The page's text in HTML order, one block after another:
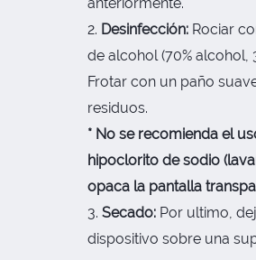
Desinfección:Rociar
de alcohol (70% alcohol,
Frotar con un paño
residuos.
* No se recomienda el
hipoclorito de sodio
opaca la pantalla
Secado:Por ultimo,
dispositivo sobre una